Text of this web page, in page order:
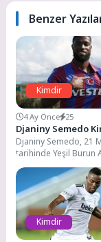
Benzer
Kimdir
4 Ay Önce 25
Djaniny Semedo
Djaniny Semedo, 21
tarihinde Yeşil Burun
dünyaya gelmiştir.
Djaniny...
Kimdir